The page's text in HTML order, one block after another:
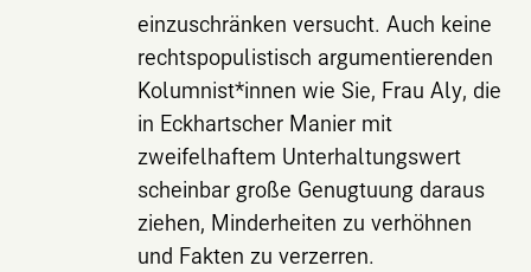
einzuschränken versucht. Auch keine
rechtspopulistisch argumentierenden
Kolumnist*innen wie Sie, Frau Aly, die
in Eckhartscher Manier mit
zweifelhaftem Unterhaltungswert
scheinbar große Genugtuung daraus
ziehen, Minderheiten zu verhöhnen
und Fakten zu verzerren.